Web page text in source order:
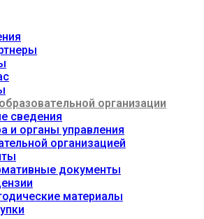
организации
сведения
и органы управления
организацией
документы
материалы